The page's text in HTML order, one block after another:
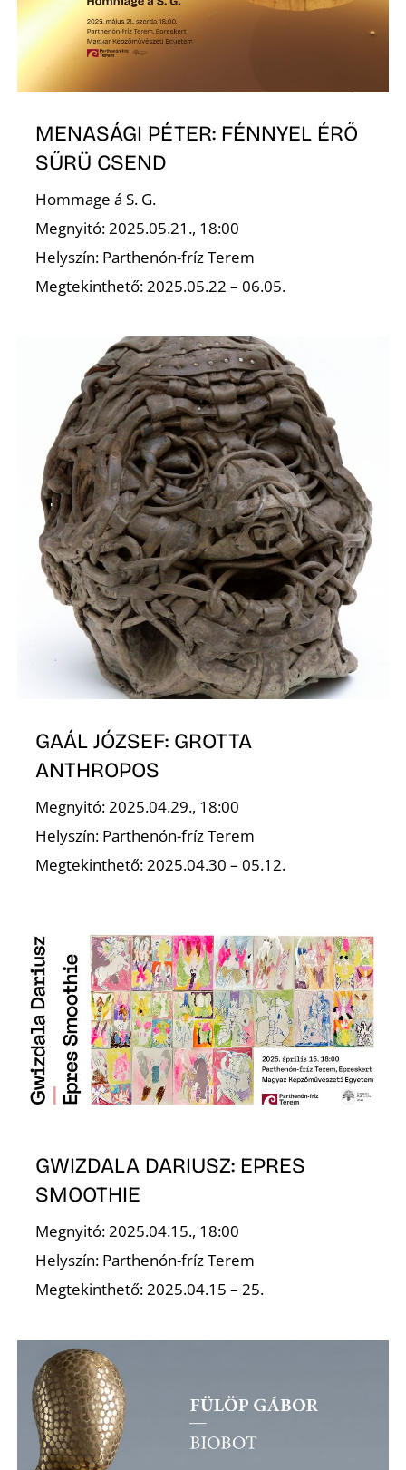
MENASÁGI PÉTER: FÉNNYEL ÉRŐ
SŰRÜ CSEND
Hommage á S. G.
Megnyitó: 2025.05.21., 18:00
Helyszín: Parthenón-fríz Terem
Megtekinthető: 2025.05.22 – 06.05.
GAÁL JÓZSEF: GROTTA
ANTHROPOS
Megnyitó: 2025.04.29., 18:00
Helyszín: Parthenón-fríz Terem
Megtekinthető: 2025.04.30 – 05.12.
GWIZDALA DARIUSZ: EPRES
SMOOTHIE
Megnyitó: 2025.04.15., 18:00
Helyszín: Parthenón-fríz Terem
Megtekinthető: 2025.04.15 – 25.